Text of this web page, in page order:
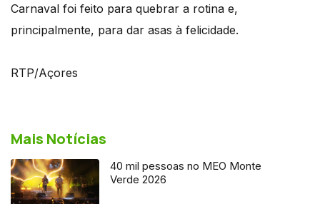
Carnaval foi feito para quebrar a rotina e,
principalmente, para dar asas à felicidade.
RTP/Açores
Mais Notícias
40 mil pessoas no MEO Monte
Verde 2026